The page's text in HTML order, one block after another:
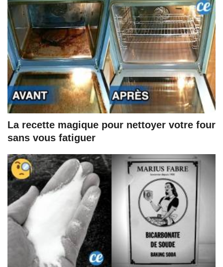
La recette magique pour nettoyer votre four
sans vous fatiguer